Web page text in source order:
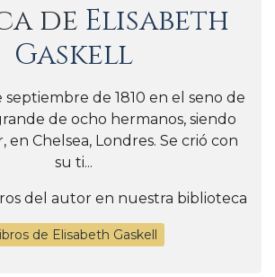
de Elisabeth
Gaskell
septiembre de 1810 en el seno de
de ocho hermanos, siendo
en Chelsea, Londres. Se crió con
su ti...
del autor en nuestra biblioteca
de Elisabeth Gaskell